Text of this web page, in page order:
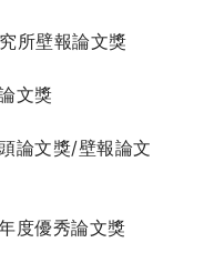
所壁報論文獎
文獎
論文獎/壁報論文
度優秀論文獎